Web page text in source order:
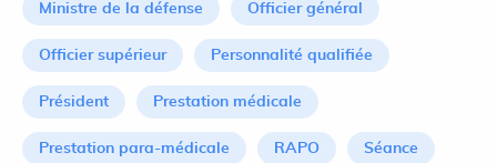
Ministre de la défense Officier général
Officier supérieur Personnalité qualifiée
Président Prestation médicale
Prestation para-médicale RAPO Séance